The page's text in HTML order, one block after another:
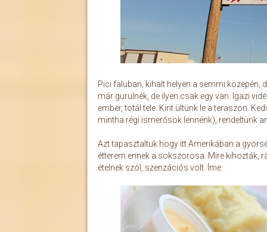
Pici faluban, kihalt helyen a semmi közepén,
már gurulnék, de ilyen csak egy van. Igazi
ember, totál tele. Kint ültünk le a teraszon.
mintha régi ismerősök lennénk), rendeltünk
Azt tapasztaltuk hogy itt Amerikában a
étterem ennek a sokszorosa. Mire kihozták,
ételnek szól, szenzációs volt. Íme: